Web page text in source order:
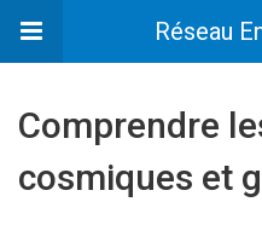
Réseau
Comprendre
cosmiques et